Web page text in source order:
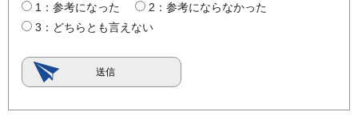
1：参考になった
2：参考にならなかった
3：どちらとも言えない